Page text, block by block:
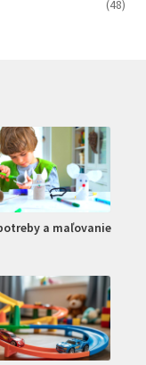
(48)
a maľovanie